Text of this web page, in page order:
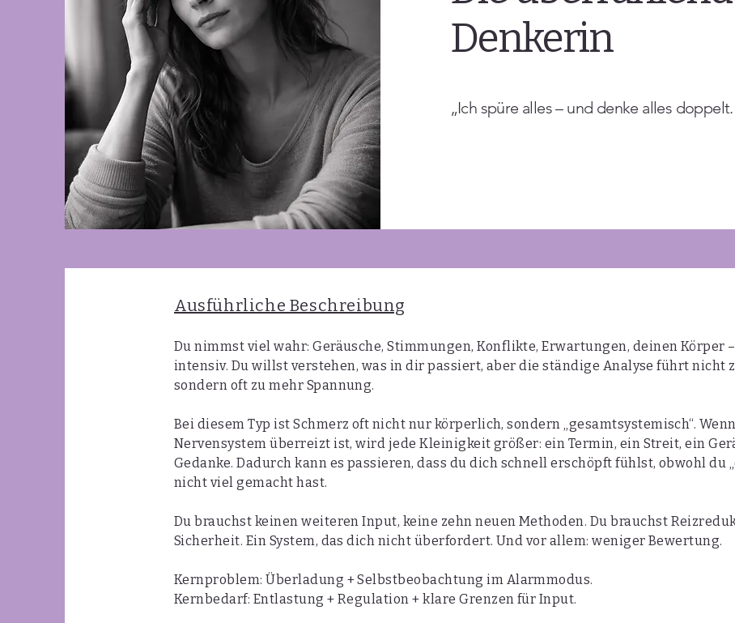
Denkerin
„Ich spüre alles – und denke alles
Ausführliche Beschreibung
Du nimmst viel wahr: Geräusche, Stimmungen, Konflikte, Erwartungen, deinen Körper
intensiv. Du willst verstehen, was in dir passiert, aber die ständige Analyse führt nicht
sondern oft zu mehr Spannung.
Bei diesem Typ ist Schmerz oft nicht nur körperlich, sondern „gesamtsystemisch“.
Nervensystem überreizt ist, wird jede Kleinigkeit größer: ein Termin, ein Streit, ein
Gedanke. Dadurch kann es passieren, dass du dich schnell erschöpft fühlst, obwohl du
nicht viel gemacht hast.
Du brauchst keinen weiteren Input, keine zehn neuen Methoden. Du brauchst
Sicherheit. Ein System, das dich nicht überfordert. Und vor allem: weniger Bewertung.
Kernproblem: Überladung + Selbstbeobachtung im Alarmmodus.
Kernbedarf: Entlastung + Regulation + klare Grenzen für Input.